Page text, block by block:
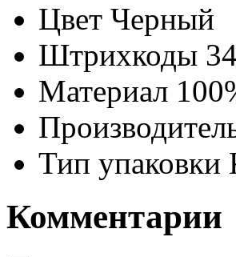
Цвет Черный
Штрихкоды
Материал
Тип упаковки
Комментарии